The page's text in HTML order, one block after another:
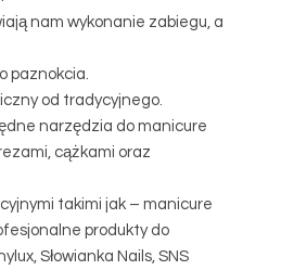
nam wykonanie zabiegu, a
paznokcia.
od tradycyjnego.
narzędzia do manicure
cążkami oraz
takimi jak – manicure
produkty do
Słowianka Nails, SNS